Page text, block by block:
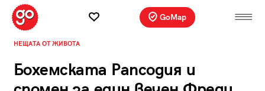
GoMap
НЕЩАТА ОТ ЖИВОТА
Бохемската Рапсодия и